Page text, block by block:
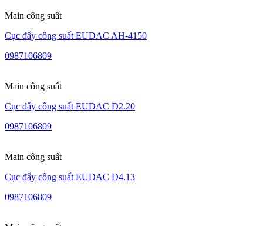
Main công suất
Cục đẩy công suất EUDAC AH-4150
0987106809
Main công suất
Cục đẩy công suất EUDAC D2.20
0987106809
Main công suất
Cục đẩy công suất EUDAC D4.13
0987106809